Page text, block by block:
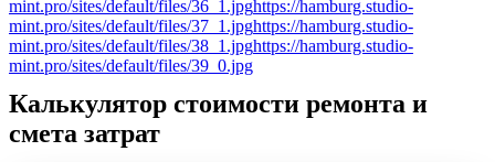
mint.pro/sites/default/files/36_1.jpghttps://hamburg.studio-
mint.pro/sites/default/files/37_1.jpghttps://hamburg.studio-
mint.pro/sites/default/files/38_1.jpghttps://hamburg.studio-
mint.pro/sites/default/files/39_0.jpg
Калькулятор стоимости ремонта и
смета затрат